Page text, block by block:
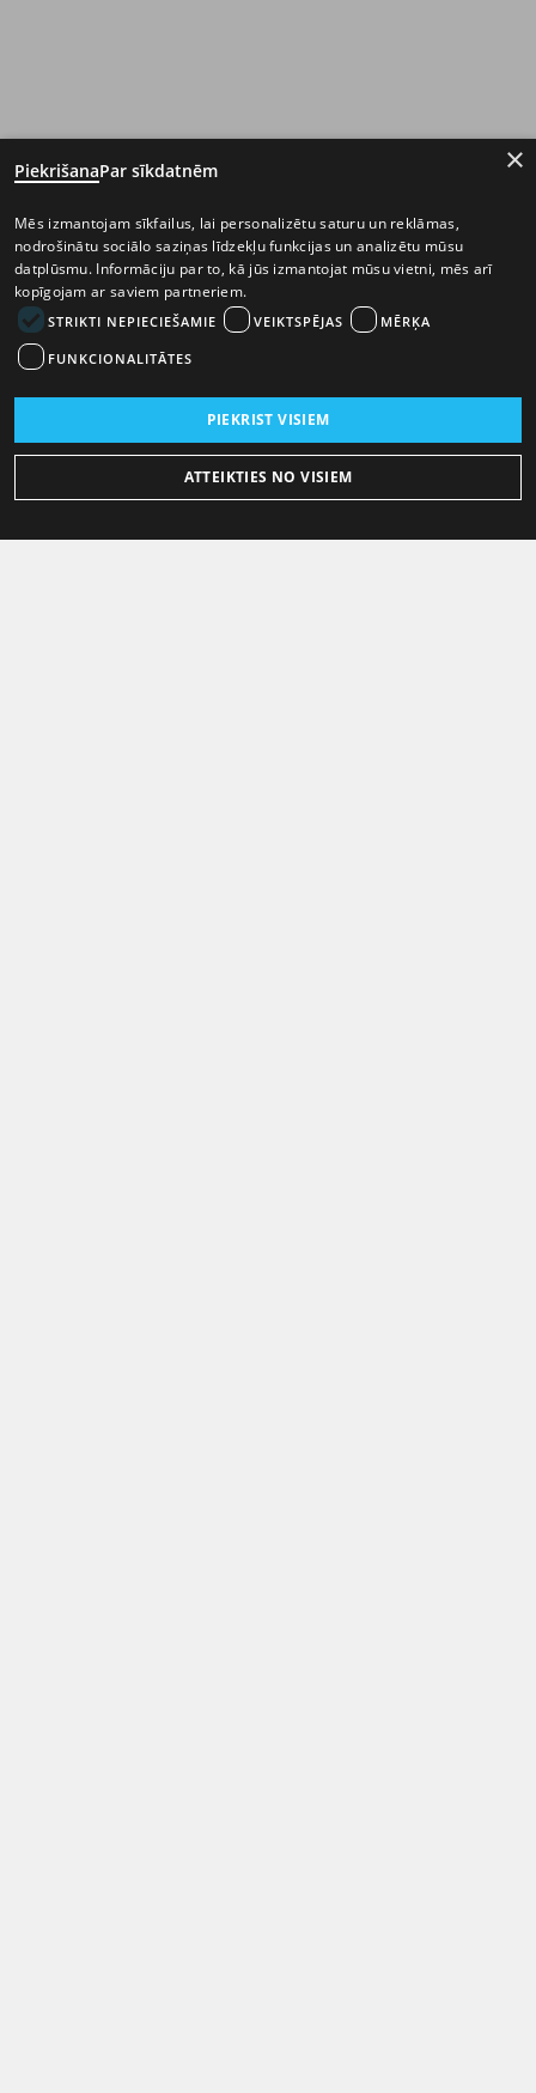
×
PiekrišanaPar sīkdatnēm
Mēs izmantojam sīkfailus, lai personalizētu saturu un reklāmas,
nodrošinātu sociālo saziņas līdzekļu funkcijas un analizētu mūsu
datplūsmu. Informāciju par to, kā jūs izmantojat mūsu vietni, mēs arī
kopīgojam ar saviem partneriem.
STRIKTI NEPIECIEŠAMIE VEIKTSPĒJAS MĒRĶA
FUNKCIONALITĀTES
PIEKRIST VISIEM
ATTEIKTIES NO VISIEM